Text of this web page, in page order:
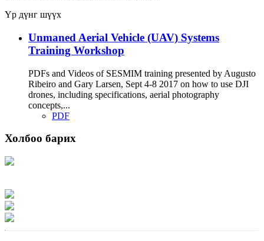
Үр дүнг шүүх
Unmaned Aerial Vehicle (UAV) Systems
Training Workshop
PDFs and Videos of SESMIM training presented by Augusto
Ribeiro and Gary Larsen, Sept 4-8 2017 on how to use DJI
drones, including specifications, aerial photography
concepts,...
PDF
Холбоо барих